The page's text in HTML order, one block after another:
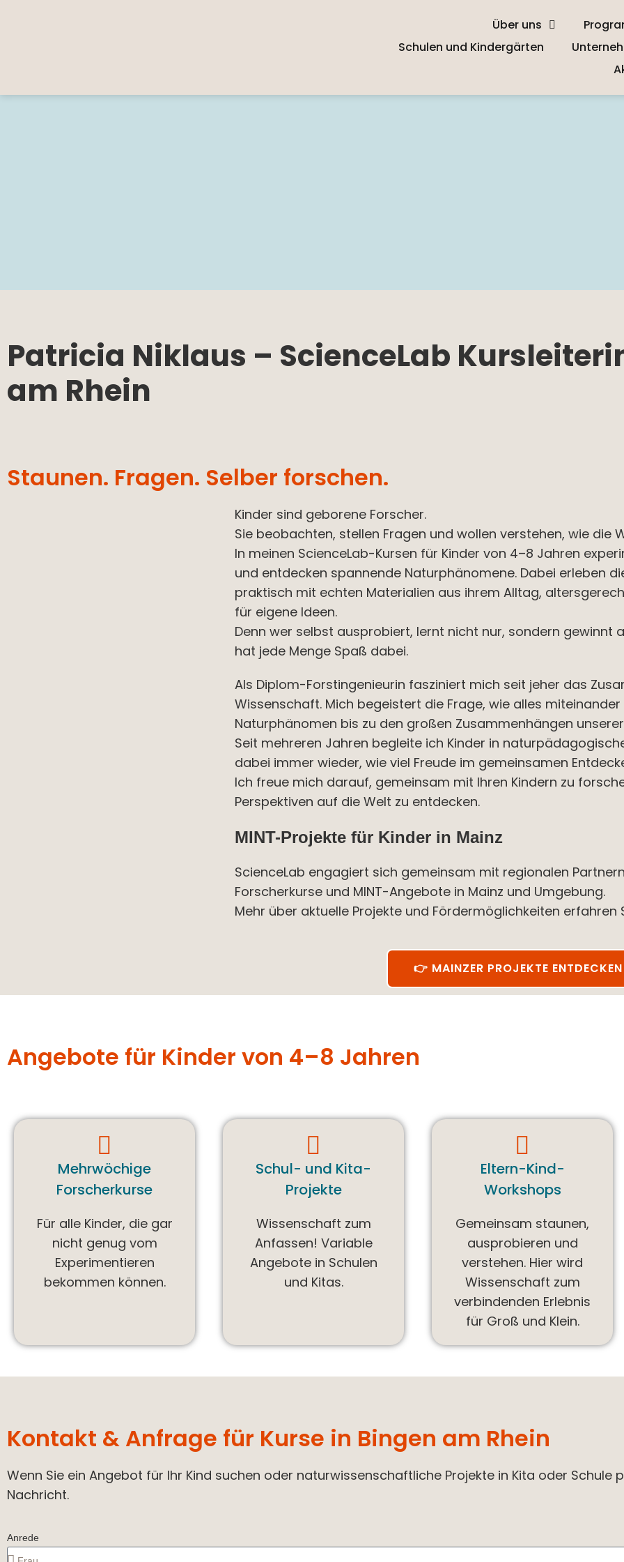
Über uns
Schulen und Kindergärten
Patricia Niklaus – ScienceLab
am Rhein
Staunen. Fragen. Selber forschen.
Kinder sind geborene Forscher.
Sie beobachten, stellen Fragen und wollen verstehen, wie die
In meinen ScienceLab-Kursen für Kinder von 4–8 Jahren
und entdecken spannende Naturphänomene. Dabei erleben
praktisch mit echten Materialien aus ihrem Alltag,
für eigene Ideen.
Denn wer selbst ausprobiert, lernt nicht nur, sondern gewinnt
hat jede Menge Spaß dabei.
Als Diplom-Forstingenieurin fasziniert mich seit jeher das
Wissenschaft. Mich begeistert die Frage, wie alles
Naturphänomen bis zu den großen Zusammenhängen
Seit mehreren Jahren begleite ich Kinder in
dabei immer wieder, wie viel Freude im gemeinsamen
Ich freue mich darauf, gemeinsam mit Ihren Kindern zu
Perspektiven auf die Welt zu entdecken.
MINT-Projekte für Kinder in Mainz
ScienceLab engagiert sich gemeinsam mit regionalen
Forscherkurse und MINT-Angebote in Mainz und Umgebung.
Mehr über aktuelle Projekte und Fördermöglichkeiten erfahren
👉 MAINZER PROJEKTE ENTDECKEN
Angebote für Kinder von 4–8 Jahren
Mehrwöchige
Forscherkurse
Für alle Kinder, die gar
nicht genug vom
Experimentieren
bekommen können.
Schul- und Kita-
Projekte
Wissenschaft zum
Anfassen! Variable
Angebote in Schulen
und Kitas.
Eltern-Kind-
Workshops
Gemeinsam staunen,
ausprobieren und
verstehen. Hier wird
Wissenschaft zum
verbindenden Erlebnis
für Groß und Klein.
Kontakt & Anfrage für Kurse in Bingen am Rhein
Wenn Sie ein Angebot für Ihr Kind suchen oder naturwissenschaftliche Projekte in Kita oder Schule
Nachricht.
Anrede